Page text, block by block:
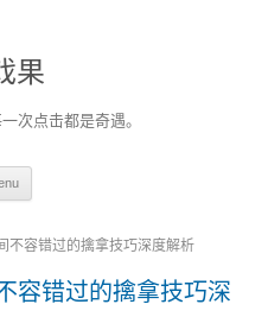
果
次点击都是奇遇。
content
不容错过的擒拿技巧深度解析
容错过的擒拿技巧深